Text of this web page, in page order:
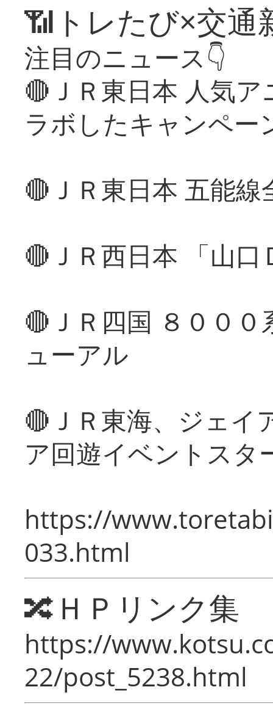
📶トレたび×交通
注目のニュース👇
🔴ＪＲ東日本 人気
ラボしたキャンペー
🔴ＪＲ東日本 五能
🔴ＪＲ西日本 「山
🔴ＪＲ四国 ８００
ューアル
🔴ＪＲ東海、ジェイ
ア回遊イベントスタ
https://
033.html
🔀ＨＰリンク集
https://
22/post_5238.html